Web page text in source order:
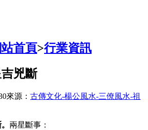
首頁>行業資訊
兇斷
來源： 古傳文化-楊公風水-三僚風水-祖
兩星斷事：